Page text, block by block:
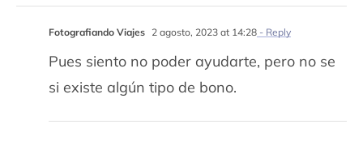
Fotografiando Viajes 2 agosto, 2023 at 14:28- Reply
Pues siento no poder ayudarte, pero no se
si existe algún tipo de bono.